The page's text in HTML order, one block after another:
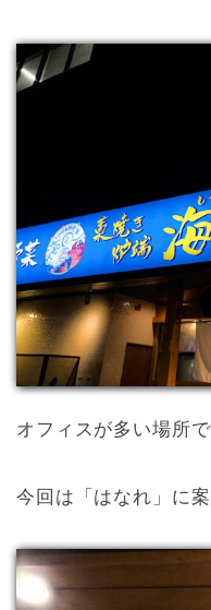
オフィスが多い場所で
今回は「はなれ」に